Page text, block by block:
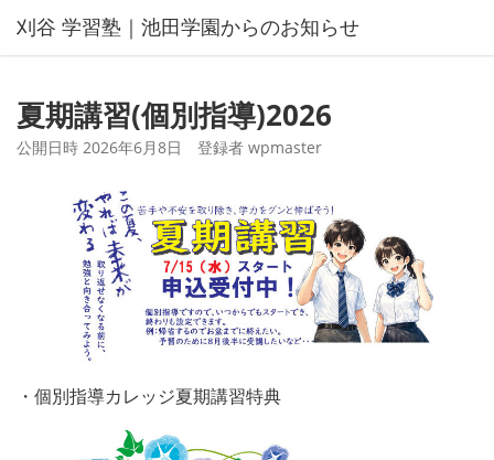
刈谷 学習塾｜池田学園からのお知らせ
夏期講習(個別指導)2026
公開日時 2026年6月8日 登録者 wpmaster
・個別指導カレッジ夏期講習特典